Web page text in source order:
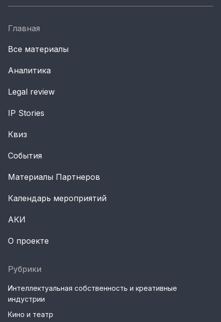
Главная
Все материалы
Аналитика
Legal review
IP Stories
Квиз
События
Материалы Партнеров
Календарь мероприятий
АКИ
О проекте
Рубрики
Интеллектуальная собственность и креативные
индустрии
Кино и театр